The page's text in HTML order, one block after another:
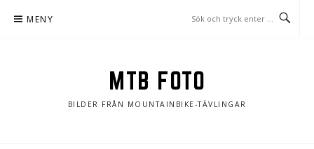
MENY
MTB FOTO
BILDER FRÅN MOUNTAINBIKE-TÄVLINGAR